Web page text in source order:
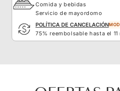
Comida y bebidas
Servicio de mayordomo
POLÍTICA DE CANCELACIÓN
75% reembolsable hasta el 11